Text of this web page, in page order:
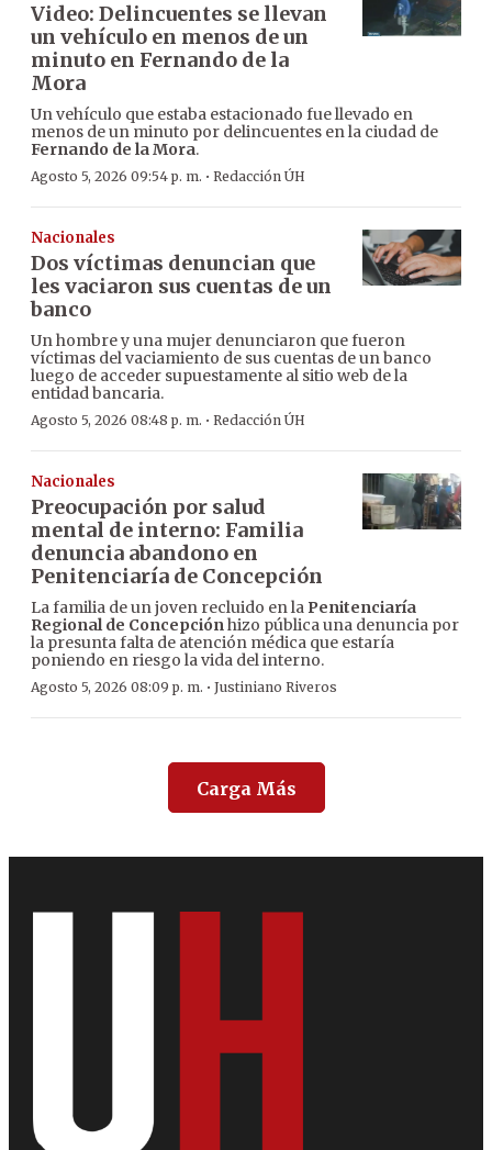
Video: Delincuentes se llevan
un vehículo en menos de un
minuto en Fernando de la
Mora
Un vehículo que estaba estacionado fue llevado en
menos de un minuto por delincuentes en la ciudad de
Fernando de la Mora.
Agosto 5, 2026 09:54 p. m. · Redacción ÚH
Nacionales
Dos víctimas denuncian que
les vaciaron sus cuentas de un
banco
Un hombre y una mujer denunciaron que fueron
víctimas del vaciamiento de sus cuentas de un banco
luego de acceder supuestamente al sitio web de la
entidad bancaria.
Agosto 5, 2026 08:48 p. m. · Redacción ÚH
Nacionales
Preocupación por salud
mental de interno: Familia
denuncia abandono en
Penitenciaría de Concepción
La familia de un joven recluido en la Penitenciaría
Regional de Concepciónhizo pública una denuncia por
la presunta falta de atención médica que estaría
poniendo en riesgo la vida del interno.
Agosto 5, 2026 08:09 p. m. · Justiniano Riveros
Carga Más